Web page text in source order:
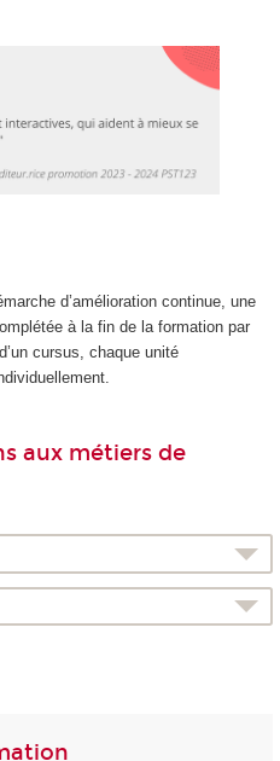
d’amélioration continue, une
à la fin de la formation par
cursus, chaque unité
aux métiers de